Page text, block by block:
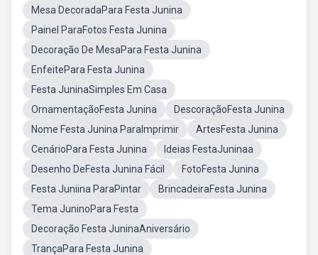
Mesa DecoradaPara Festa Junina
Painel ParaFotos Festa Junina
Decoração De MesaPara Festa Junina
EnfeitePara Festa Junina
Festa JuninaSimples Em Casa
OrnamentaçãoFesta Junina
DescoraçãoFesta Junina
Nome Festa Junina ParaImprimir
ArtesFesta Junina
CenárioPara Festa Junina
Ideias FestaJuninaa
Desenho DeFesta Junina Fácil
FotoFesta Junina
Festa Juniina ParaPintar
BrincadeiraFesta Junina
Tema JuninoPara Festa
Decoração Festa JuninaAniversário
TrançaPara Festa Junina